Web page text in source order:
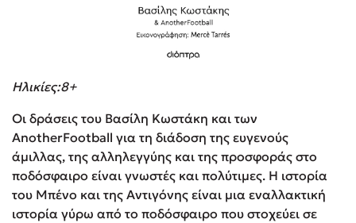
Ηλικίες:8+
Οι δράσεις του Βασίλη Κωστάκη και των
AnotherFootball για τη διάδοση της ευγενούς
άμιλλας, της αλληλεγγύης και της προσφοράς στο
ποδόσφαιρο είναι γνωστές και πολύτιμες. Η ιστορία
του Μπένο και της Αντιγόνης είναι μια εναλλακτική
ιστορία γύρω από το ποδόσφαιρο που στοχεύει σε